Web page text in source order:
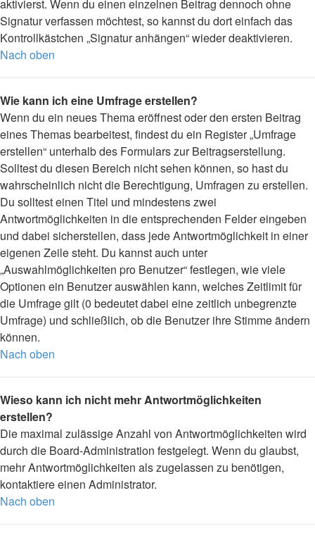
aktivierst. Wenn du einen einzelnen Beitrag dennoch ohne
Signatur verfassen möchtest, so kannst du dort einfach das
Kontrollkästchen „Signatur anhängen“ wieder deaktivieren.
Nach oben
Wie kann ich eine Umfrage erstellen?
Wenn du ein neues Thema eröffnest oder den ersten Beitrag
eines Themas bearbeitest, findest du ein Register „Umfrage
erstellen“ unterhalb des Formulars zur Beitragserstellung.
Solltest du diesen Bereich nicht sehen können, so hast du
wahrscheinlich nicht die Berechtigung, Umfragen zu erstellen.
Du solltest einen Titel und mindestens zwei
Antwortmöglichkeiten in die entsprechenden Felder eingeben
und dabei sicherstellen, dass jede Antwortmöglichkeit in einer
eigenen Zeile steht. Du kannst auch unter
„Auswahlmöglichkeiten pro Benutzer“ festlegen, wie viele
Optionen ein Benutzer auswählen kann, welches Zeitlimit für
die Umfrage gilt (0 bedeutet dabei eine zeitlich unbegrenzte
Umfrage) und schließlich, ob die Benutzer ihre Stimme ändern
können.
Nach oben
Wieso kann ich nicht mehr Antwortmöglichkeiten
erstellen?
Die maximal zulässige Anzahl von Antwortmöglichkeiten wird
durch die Board-Administration festgelegt. Wenn du glaubst,
mehr Antwortmöglichkeiten als zugelassen zu benötigen,
kontaktiere einen Administrator.
Nach oben